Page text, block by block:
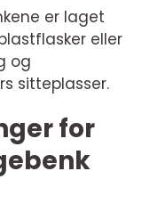
er laget
eller
og
sitteplasser.
for